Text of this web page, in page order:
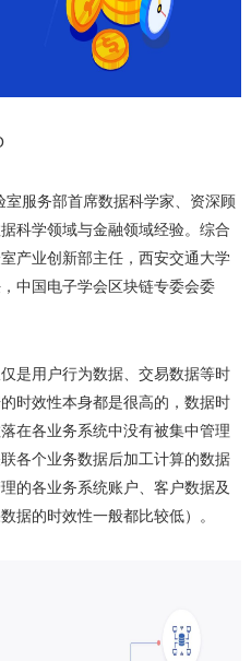
服务部首席数据科学家、资深顾
科学领域与金融领域经验。综合
产业创新部主任，西安交通大学
中国电子学会区块链专委会委
是用户行为数据、交易数据等时
时效性本身都是很高的，数据时
在各业务系统中没有被集中管理
各个业务数据后加工计算的数据
的各业务系统账户、客户数据及
据的时效性一般都比较低）。